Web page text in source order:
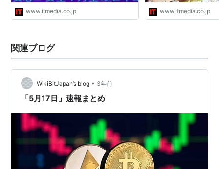
www.itmedia.co.jp www.itmedia.co.jp
関連ブログ
WikiBitJapan’s blog • 3年前
「5月17日」速報まとめ